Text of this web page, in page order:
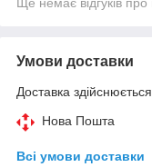
Умови доставки
Доставка
Нова Пошта
Всі умови доставки